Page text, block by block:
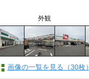
外観
画像の一覧を見る（30枚）